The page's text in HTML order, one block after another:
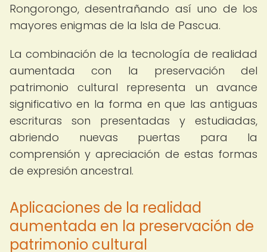
Rongorongo, desentrañando así uno de los
mayores enigmas de la Isla de Pascua.
La combinación de la tecnología de realidad
aumentada con la preservación del
patrimonio cultural representa un avance
significativo en la forma en que las antiguas
escrituras son presentadas y estudiadas,
abriendo nuevas puertas para la
comprensión y apreciación de estas formas
de expresión ancestral.
Aplicaciones de la realidad
aumentada en la preservación de
patrimonio cultural